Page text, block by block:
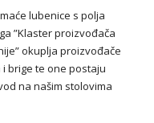
lubenice s polja
”Klaster proizvođača
okuplja proizvođače
brige te one postaju
na našim stolovima